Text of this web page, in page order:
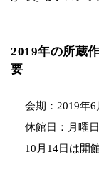
2019年の所蔵
要
会期：2019年6
休館日：月曜
10月14日は開